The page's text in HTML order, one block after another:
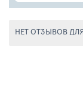
НЕТ ОТЗЫВОВ